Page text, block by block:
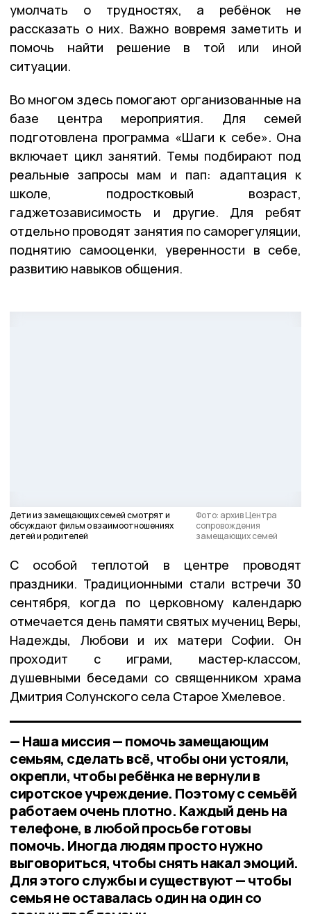
умолчать о трудностях, а ребёнок не
рассказать о них. Важно вовремя заметить и
помочь найти решение в той или иной
ситуации.
Во многом здесь помогают организованные на
базе центра мероприятия. Для семей
подготовлена программа «Шаги к себе». Она
включает цикл занятий. Темы подбирают под
реальные запросы мам и пап: адаптация к
школе, подростковый возраст,
гаджетозависимость и другие. Для ребят
отдельно проводят занятия по саморегуляции,
поднятию самооценки, уверенности в себе,
развитию навыков общения.
Дети из замещающих семей смотрят и
обсуждают фильм о взаимоотношениях
детей и родителей
Фото: архив Центра
сопровождения
замещающих семей
С особой теплотой в центре проводят
праздники. Традиционными стали встречи 30
сентября, когда по церковному календарю
отмечается день памяти святых мучениц Веры,
Надежды, Любови и их матери Софии. Он
проходит с играми, мастер‑классом,
душевными беседами со священником храма
Дмитрия Солунского села Старое Хмелевое.
— Наша миссия — помочь замещающим
семьям, сделать всё, чтобы они устояли,
окрепли, чтобы ребёнка не вернули в
сиротское учреждение. Поэтому с семьёй
работаем очень плотно. Каждый день на
телефоне, в любой просьбе готовы
помочь. Иногда людям просто нужно
выговориться, чтобы снять накал эмоций.
Для этого службы и существуют — чтобы
семья не оставалась один на один со